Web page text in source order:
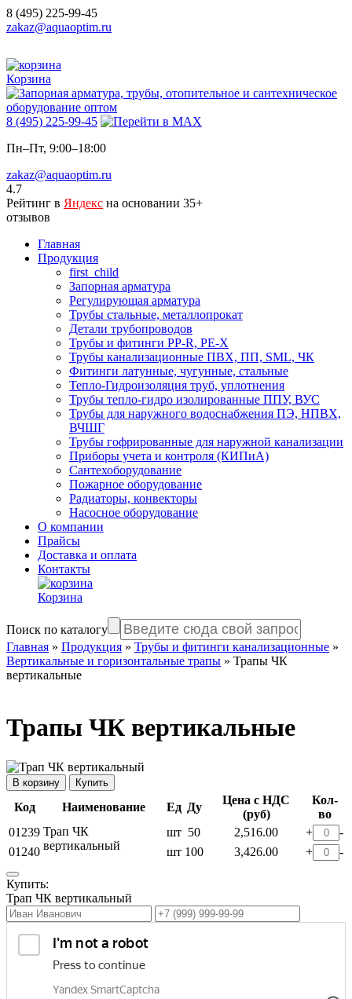
8 (495) 225-99-45
zakaz@aquaoptim.ru
Корзина
8 (495) 225-99-45
Пн–Пт, 9:00–18:00
zakaz@aquaoptim.ru
4.7
Рейтинг в Яндекс на основании 35+
отзывов
Главная
Продукция
first_child
Запорная арматура
Регулирующая арматура
Трубы стальные, металлопрокат
Детали трубопроводов
Трубы и фитинги PP-R, PE-X
Трубы канализационные ПВХ, ПП, SML, ЧК
Фитинги латунные, чугунные, стальные
Тепло-Гидроизоляция труб, уплотнения
Трубы тепло-гидро изолированные ППУ, ВУС
Трубы для наружного водоснабжения ПЭ, НПВХ,
ВЧШГ
Трубы гофрированные для наружной канализации
Приборы учета и контроля (КИПиА)
Сантехоборудование
Пожарное оборудование
Радиаторы, конвекторы
Насосное оборудование
О компании
Прайсы
Доставка и оплата
Контакты
Корзина
Поиск по каталогу
Главная » Продукция » Трубы и фитинги канализационные »
Вертикальные и горизонтальные трапы » Трапы ЧК
вертикальные
Трапы ЧК вертикальные
Купить
Код Наименование Ед Ду
Цена с НДС
(руб)
Кол-
во
01239 Трап ЧК
вертикальный
шт 50 2,516.00 +
-
01240
шт 100 3,426.00 + -
Купить:
Трап ЧК вертикальный